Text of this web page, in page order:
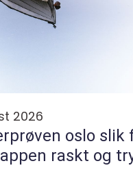
2026
oslo slik får
raskt og